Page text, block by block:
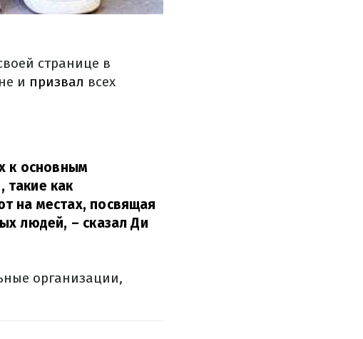
странице в
и призвал всех
к основным
такие как
на местах, посвящая
людей, – сказал Ди
организации,